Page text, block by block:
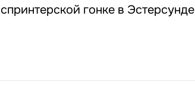
спринтерской гонке в Эстерсунде